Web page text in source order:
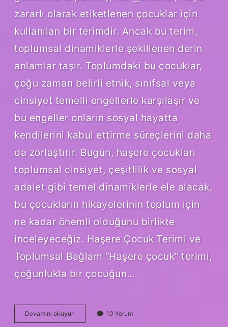
zararlı olarak etiketlenen çocuklar için
kullanılan bir terimdir. Ancak bu terim,
toplumsal dinamiklerle şekillenen derin
anlamlar taşır. Toplumdaki bu çocuklar,
çoğu zaman belirli etnik, sınıfsal veya
cinsiyet temelli engellerle karşılaşır ve
bu engeller onların sosyal hayatta
kendilerini kabul ettirme süreçlerini daha
da zorlaştırır. Bugün, haşere çocukları
toplumsal cinsiyet, çeşitlilik ve sosyal
adalet gibi temel dinamiklerle ele alacak,
bu çocukların hikayelerinin toplum için
ne kadar önemli olduğunu birlikte
inceleyeceğiz. Haşere Çocuk Terimi ve
Toplumsal Bağlam “Haşere çocuk” terimi,
çoğunlukla bir çocuğun…
Devamını okuyun
çocuk
10 Yorum